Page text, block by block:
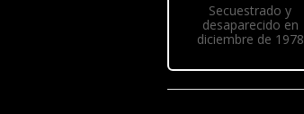
Secuestrado y
desaparecido en
diciembre de 1978